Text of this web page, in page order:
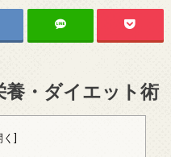
・ダイエット術
く]